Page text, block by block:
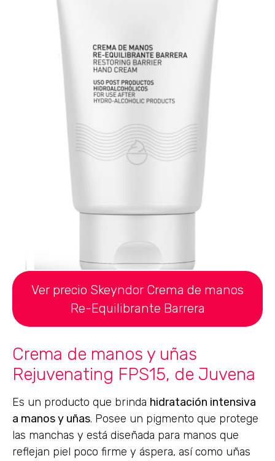
Ver precio Skeyndor Crema de manos
Re-Equilibrante Barrera
Crema de manos y uñas
Rejuvenating FPS15, de Juvena
Es un producto que brinda hidratación intensiva
a manos y uñas. Posee un pigmento que protege
las manchas y está diseñada para manos que
reflejan piel poco firme y áspera, así como uñas